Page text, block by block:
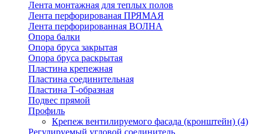
Лента монтажная для теплых полов
Лента перфорированая ПРЯМАЯ
Лента перфорированная ВОЛНА
Опора балки
Опора бруса закрытая
Опора бруса раскрытая
Пластина крепежная
Пластина соединительная
Пластина Т-образная
Подвес прямой
Профиль
Крепеж вентилируемого фасада (кронштейн) (4)
Регулируемый угловой соединитель